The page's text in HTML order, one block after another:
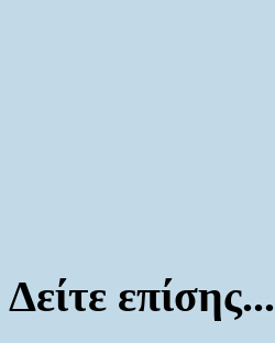
Δείτε επίσης...